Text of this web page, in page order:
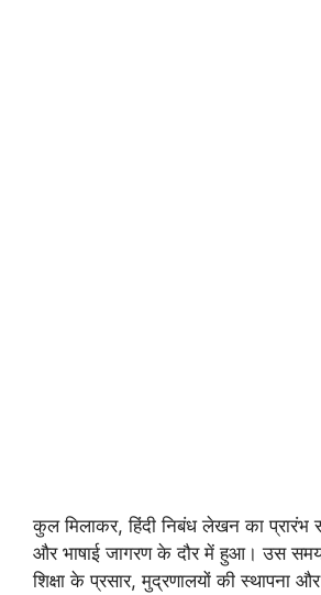
कुल मिलाकर, हिंदी निबंध लेखन का प्रारंभ
और भाषाई जागरण के दौर में हुआ। उस
शिक्षा के प्रसार, मुद्रणालयों की स्थापना